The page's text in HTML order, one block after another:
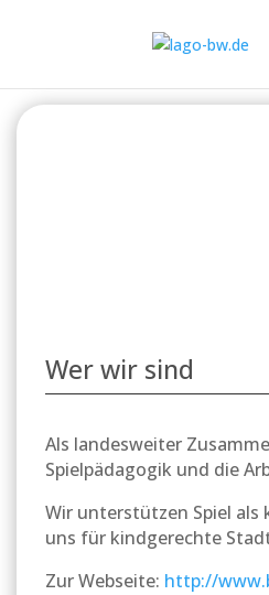
Wer wir sind
Als landesweiter
Spielpädagogik und die
Wir unterstützen Spiel als
uns für kindgerechte
Zur Webseite: http://